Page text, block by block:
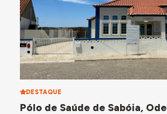
DESTAQUE
Pólo de Saúde de Sabóia,